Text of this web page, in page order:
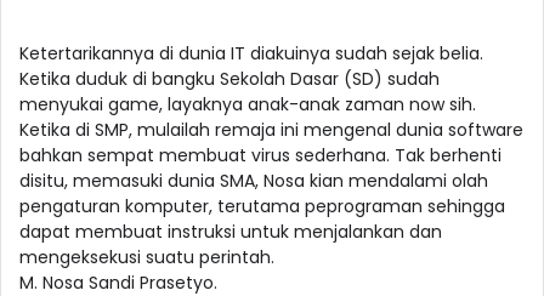
Ketertarikannya di dunia IT diakuinya sudah sejak belia.
Ketika duduk di bangku Sekolah Dasar (SD) sudah
menyukai game, layaknya anak-anak zaman now sih.
Ketika di SMP, mulailah remaja ini mengenal dunia software
bahkan sempat membuat virus sederhana. Tak berhenti
disitu, memasuki dunia SMA, Nosa kian mendalami olah
pengaturan komputer, terutama peprograman sehingga
dapat membuat instruksi untuk menjalankan dan
mengeksekusi suatu perintah.
M. Nosa Sandi Prasetyo.